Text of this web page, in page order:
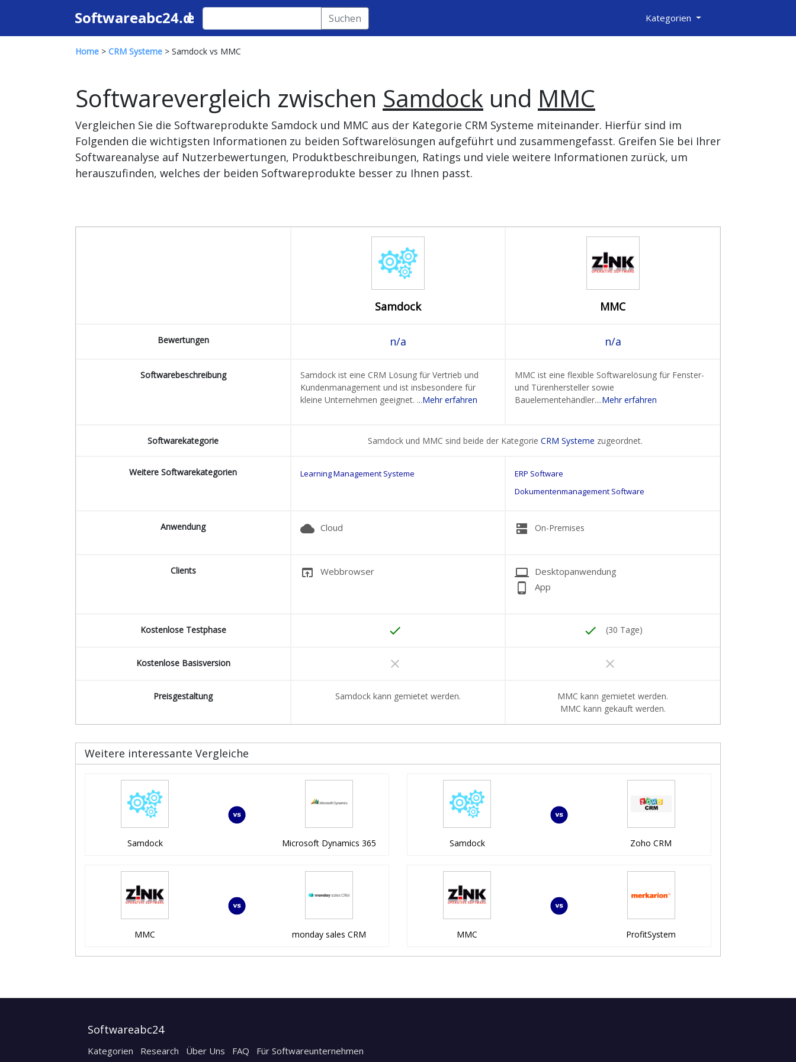
Suchen Kategorien
Home > CRM Systeme > Samdock vs MMC
Softwarevergleich zwischen Samdock und MMC
Vergleichen Sie die Softwareprodukte Samdock und MMC aus der Kategorie CRM Systeme miteinander. Hierfür sind im
Folgenden die wichtigsten Informationen zu beiden Softwarelösungen aufgeführt und zusammengefasst. Greifen Sie bei Ihrer
Softwareanalyse auf Nutzerbewertungen, Produktbeschreibungen, Ratings und viele weitere Informationen zurück, um
herauszufinden, welches der beiden Softwareprodukte besser zu Ihnen passt.
Samdock MMC
Bewertungen n/a n/a
Softwarebeschreibung
Samdock ist eine CRM Lösung für Vertrieb und
Kundenmanagement und ist insbesondere für
kleine Unternehmen geeignet. ...Mehr erfahren
MMC ist eine flexible Softwarelösung für Fenster-
und Türenhersteller sowie
Bauelementehändler....Mehr erfahren
Softwarekategorie Samdock und MMC sind beide der KategorieCRM Systeme zugeordnet.
Weitere Softwarekategorien Learning Management Systeme
ERP Software
Dokumentenmanagement Software
Anwendung cloud Cloud dns On-Premises
Clients open_in_browser Webbrowser laptop Desktopanwendung
phone_android App
Kostenlose Testphase done done (30 Tage)
Kostenlose Basisversion clear clear
Preisgestaltung Samdock kann gemietet werden.
MMC kann gemietet werden.
MMC kann gekauft werden.
Weitere interessante Vergleiche
Samdock Microsoft Dynamics 365 Samdock Zoho CRM
MMC monday sales CRM MMC ProfitSystem
Softwareabc24
Kategorien Research Über Uns FAQ Für Softwareunternehmen